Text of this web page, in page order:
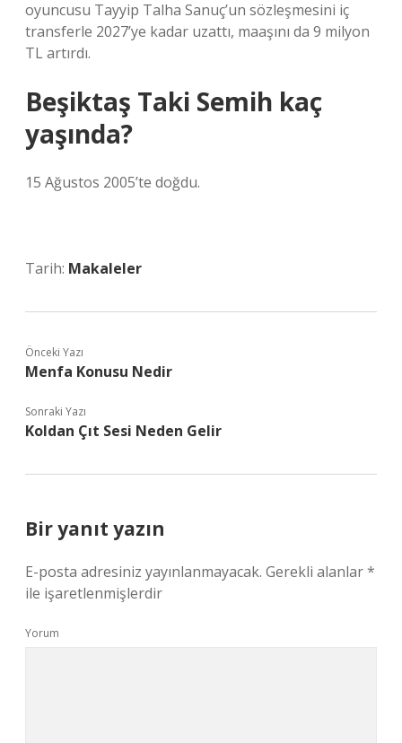
oyuncusu Tayyip Talha Sanuç’un sözleşmesini iç
transferle 2027’ye kadar uzattı, maaşını da 9 milyon
TL artırdı.
Beşiktaş Taki Semih kaç
yaşında?
15 Ağustos 2005’te doğdu.
Tarih: Makaleler
Önceki Yazı
Menfa Konusu Nedir
Sonraki Yazı
Koldan Çıt Sesi Neden Gelir
Bir yanıt yazın
E-posta adresiniz yayınlanmayacak. Gerekli alanlar*
ile işaretlenmişlerdir
Yorum